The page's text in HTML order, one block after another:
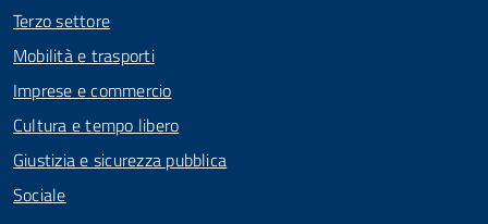
Terzo settore
Mobilità e trasporti
Imprese e commercio
Cultura e tempo libero
Giustizia e sicurezza pubblica
Sociale